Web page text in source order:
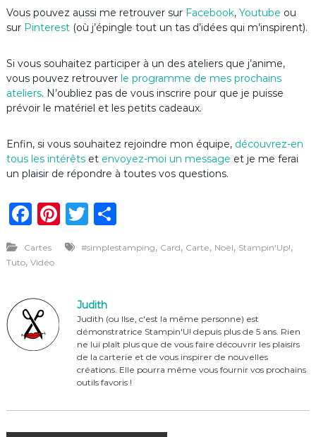
Vous pouvez aussi me retrouver sur Facebook, Youtube ou
sur Pinterest (où j’épingle tout un tas d’idées qui m’inspirent).
Si vous souhaitez participer à un des ateliers que j’anime,
vous pouvez retrouverle programme de mes prochains
ateliers. N’oubliez pas de vous inscrire pour que je puisse
prévoir le matériel et les petits cadeaux.
Enfin, si vous souhaitez rejoindre mon équipe, découvrez-en
tous les intérêtset envoyez-moi un message et je me ferai
un plaisir de répondre à toutes vos questions.
F
c
b
o
o
Pi
n
te
st
T
it
r
P
ta
Cartes #simplestamping, Card, Carte, Noël, Stampin'Up!,
Tuto, Vidéo
Judith
Judith (ou Ilse, c'est la même personne) est
démonstratrice Stampin'U! depuis plus de 5 ans. Rien
ne lui plaît plus que de vous faire découvrir les plaisirs
de la carterie et de vous inspirer de nouvelles
créations. Elle pourra même vous fournir vos prochains
outils favoris !